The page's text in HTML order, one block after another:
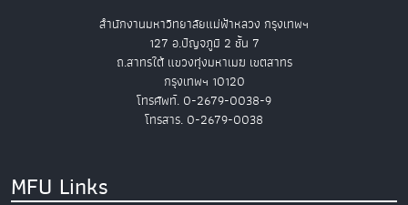
สำนักงานมหาวิทยาลัยแม่ฟ้าหลวง กรุงเทพฯ
127 อ.ปัญจภูมิ 2 ชั้น 7
ถ.สาทรใต้ แขวงทุ่งมหาเมฆ เขตสาทร
กรุงเทพฯ 10120
โทรศัพท์. 0-2679-0038-9
โทรสาร. 0-2679-0038
MFU Links